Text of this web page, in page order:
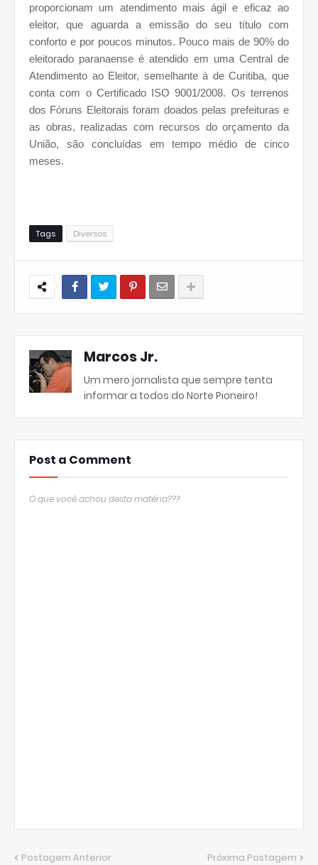
proporcionam um atendimento mais ágil e eficaz ao
eleitor, que aguarda a emissão do seu título com
conforto e por poucos minutos. Pouco mais de 90% do
eleitorado paranaense é atendido em uma Centralde
Atendimento ao Eleitor, semelhante à de Curitiba, que
conta com o Certificado ISO 9001/2008. Os terrenos
dos Fóruns Eleitorais foram doados pelas prefeituras e
as obras, realizadas com recursos do orçamento da
União, são concluídas em tempo médio de cinco
meses.
Tags Diversos
Marcos Jr.
Um mero jornalista que sempre tenta
informar a todos do Norte Pioneiro!
Post a Comment
O que você achou desta matéria???
Postagem Anterior Próxima Postagem